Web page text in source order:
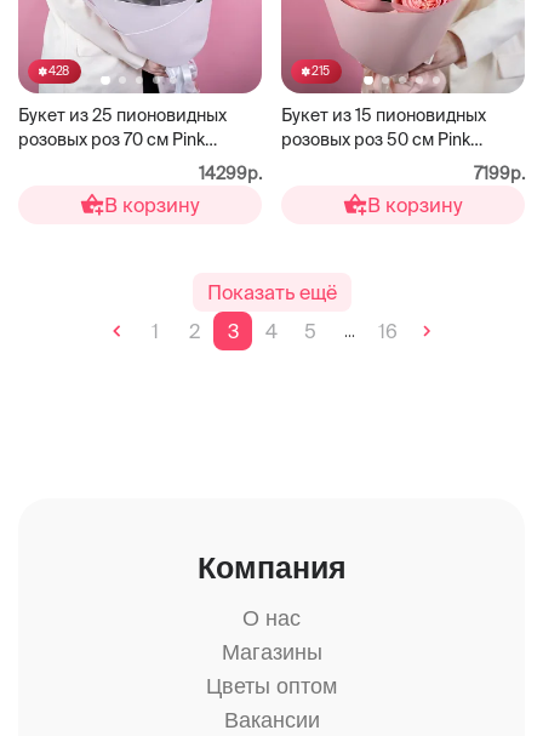
428
Букет из 25 пионовидных
розовых роз 70 см Pink
14299р.
В корзину
215
Букет из 15 пионовидных
розовых роз 50 см Pink
7199р.
В корзину
Показать ещё
1
2 3 4 5 ... 16
Компания
О нас
Магазины
Цветы оптом
Вакансии